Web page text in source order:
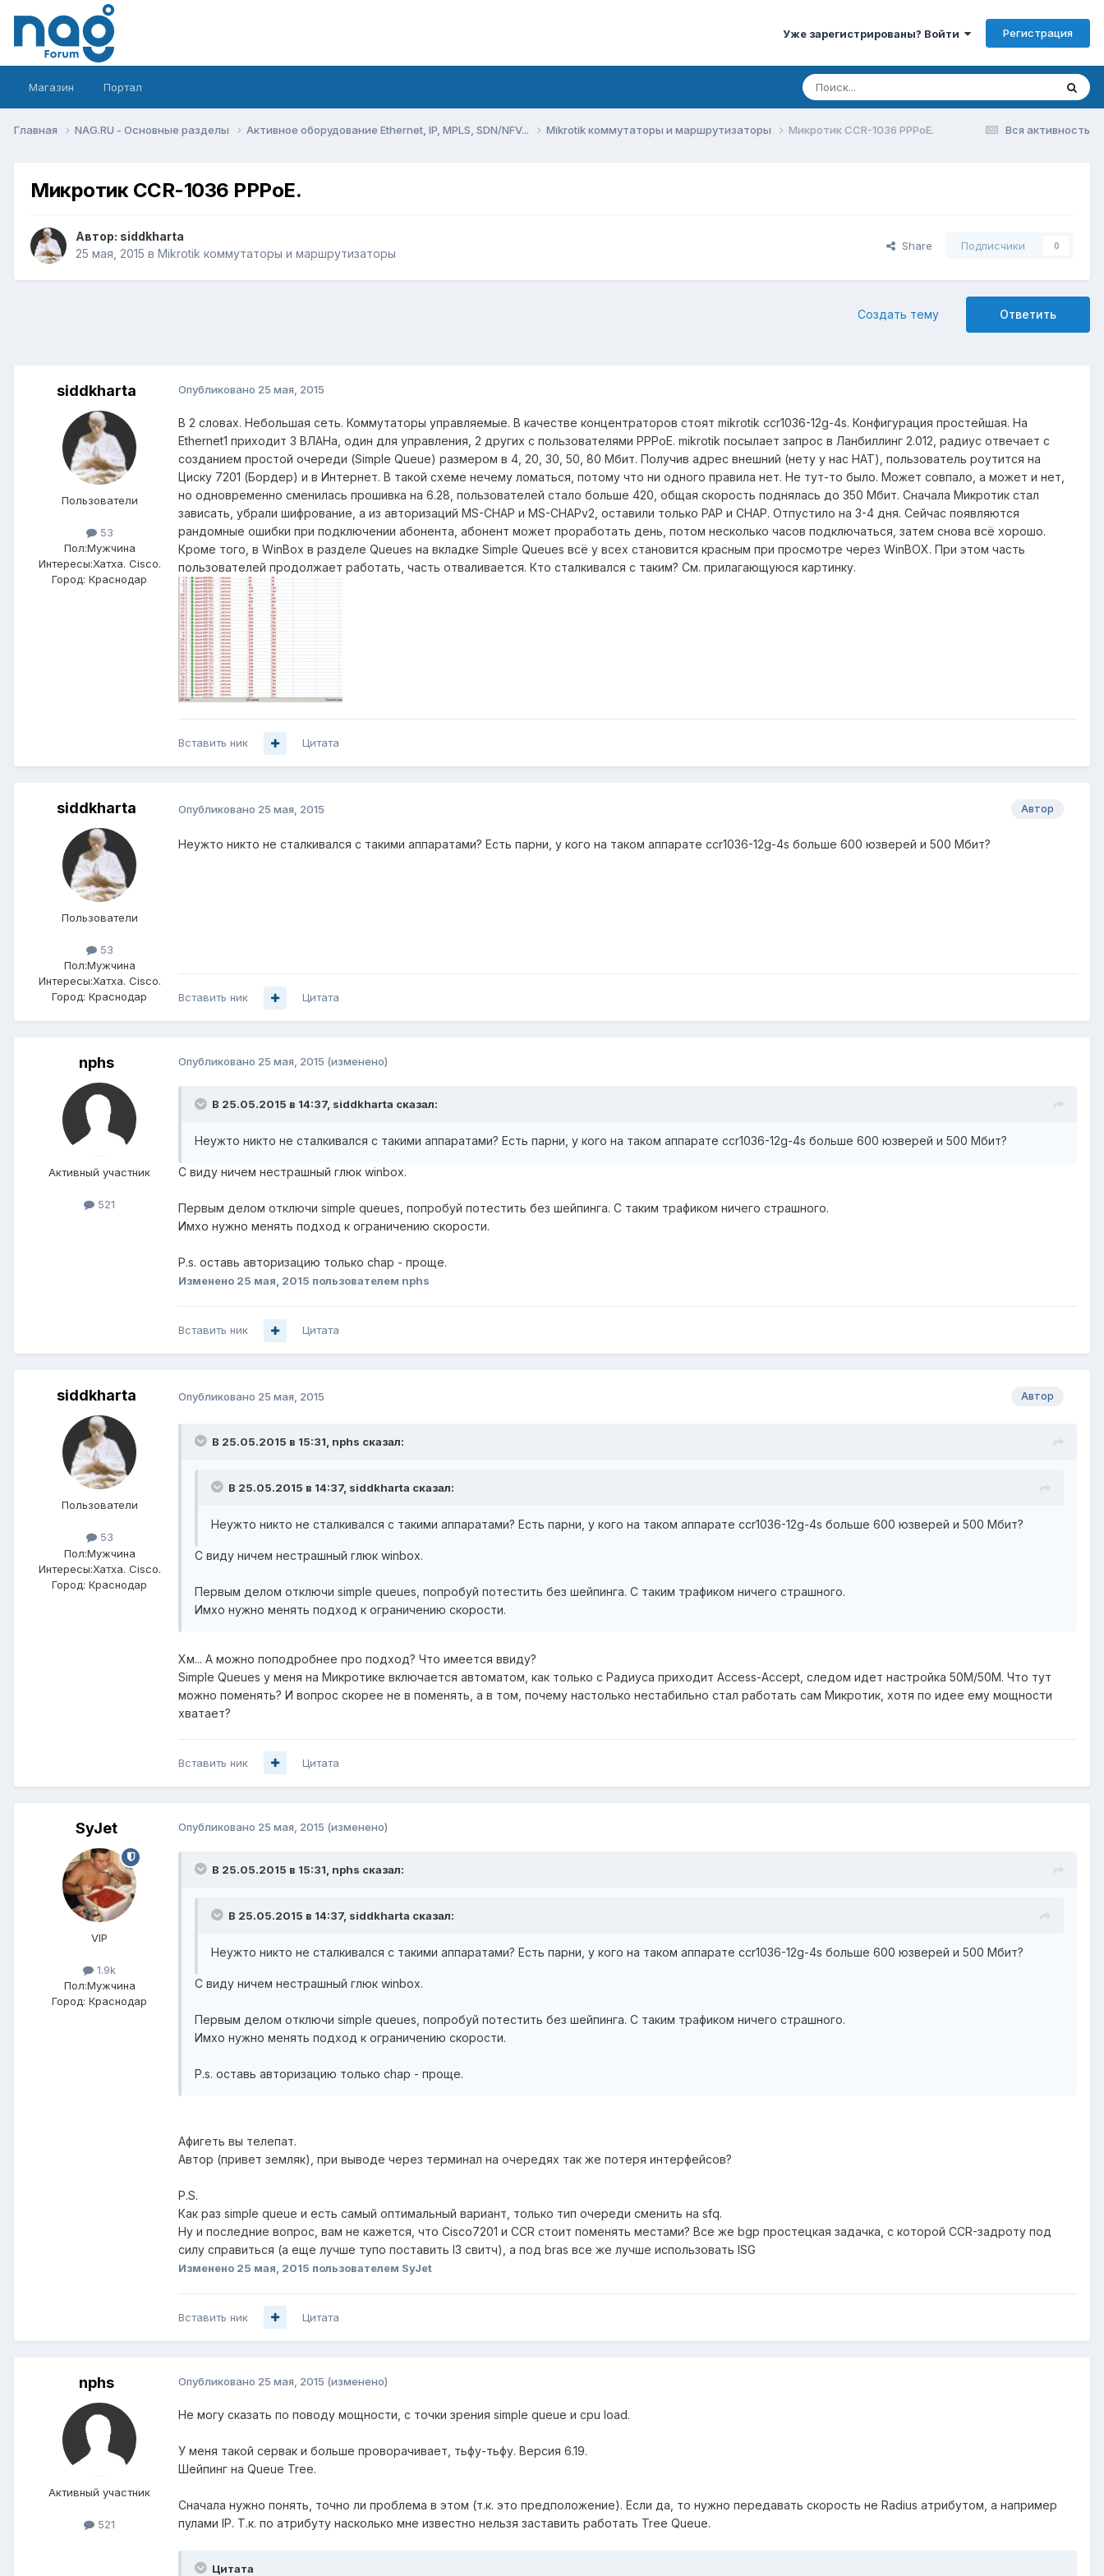
Уже зарегистрированы? Войти Регистрация
Магазин Портал
Вся активность
Главная NAG.RU - Основные разделы Активное оборудование Ethernet, IP, MPLS, SDN/NFV... Mikrotik коммутаторы и маршрутизаторы Микротик CCR-1036 PPPoE.
Микротик CCR-1036 PPPoE.
Автор: siddkharta
25 мая, 2015 в Mikrotik коммутаторы и маршрутизаторы
Share Подписчики 0
Ответить
Создать тему
siddkharta
Пользователи
53
Пол:Мужчина
Интересы:Хатха. Cisco.
Город: Краснодар
Опубликовано 25 мая, 2015
В 2 словах. Небольшая сеть. Коммутаторы управляемые. В качестве концентраторов стоят mikrotik ccr1036-12g-4s. Конфигурация простейшая. На
Ethernet1 приходит 3 ВЛАНа, один для управления, 2 других с пользователями PPPoE. mikrotik посылает запрос в Ланбиллинг 2.012, радиус отвечает с
созданием простой очереди (Simple Queue) размером в 4, 20, 30, 50, 80 Мбит. Получив адрес внешний (нету у нас НАТ), пользователь роутится на
Циску 7201 (Бордер) и в Интернет. В такой схеме нечему ломаться, потому что ни одного правила нет. Не тут-то было. Может совпало, а может и нет,
но одновременно сменилась прошивка на 6.28, пользователей стало больше 420, общая скорость поднялась до 350 Мбит. Сначала Микротик стал
зависать, убрали шифрование, а из авторизаций MS-CHAP и MS-CHAPv2, оставили только PAP и CHAP. Отпустило на 3-4 дня. Сейчас появляются
рандомные ошибки при подключении абонента, абонент может проработать день, потом несколько часов подключаться, затем снова всё хорошо.
Кроме того, в WinBox в разделе Queues на вкладке Simple Queues всё у всех становится красным при просмотре через WinBOX. При этом часть
пользователей продолжает работать, часть отваливается. Кто сталкивался с таким? См. прилагающуюся картинку.
Вставить ник Цитата
siddkharta
Пользователи
53
Пол:Мужчина
Интересы:Хатха. Cisco.
Город: Краснодар
Автор
Опубликовано 25 мая, 2015
Неужто никто не сталкивался с такими аппаратами? Есть парни, у кого на таком аппарате ccr1036-12g-4s больше 600 юзверей и 500 Мбит?
Вставить ник Цитата
nphs
Активный участник
521
Опубликовано 25 мая, 2015 (изменено)
В 25.05.2015 в 14:37, siddkharta сказал:
Неужто никто не сталкивался с такими аппаратами? Есть парни, у кого на таком аппарате ccr1036-12g-4s больше 600 юзверей и 500 Мбит?
С виду ничем нестрашный глюк winbox.
Первым делом отключи simple queues, попробуй потестить без шейпинга. С таким трафиком ничего страшного.
Имхо нужно менять подход к ограничению скорости.
P.s. оставь авторизацию только chap - проще.
Изменено 25 мая, 2015 пользователем nphs
Вставить ник Цитата
siddkharta
Пользователи
53
Пол:Мужчина
Интересы:Хатха. Cisco.
Город: Краснодар
Автор
Опубликовано 25 мая, 2015
В 25.05.2015 в 15:31, nphs сказал:
В 25.05.2015 в 14:37, siddkharta сказал:
Неужто никто не сталкивался с такими аппаратами? Есть парни, у кого на таком аппарате ccr1036-12g-4s больше 600 юзверей и 500 Мбит?
С виду ничем нестрашный глюк winbox.
Первым делом отключи simple queues, попробуй потестить без шейпинга. С таким трафиком ничего страшного.
Имхо нужно менять подход к ограничению скорости.
Хм... А можно поподробнее про подход? Что имеется ввиду?
Simple Queues у меня на Микротике включается автоматом, как только с Радиуса приходит Access-Accept, следом идет настройка 50M/50M. Что тут
можно поменять? И вопрос скорее не в поменять, а в том, почему настолько нестабильно стал работать сам Микротик, хотя по идее ему мощности
хватает?
Вставить ник Цитата
SyJet
VIP
1.9k
Пол:Мужчина
Город: Краснодар
Опубликовано 25 мая, 2015 (изменено)
В 25.05.2015 в 15:31, nphs сказал:
В 25.05.2015 в 14:37, siddkharta сказал:
Неужто никто не сталкивался с такими аппаратами? Есть парни, у кого на таком аппарате ccr1036-12g-4s больше 600 юзверей и 500 Мбит?
С виду ничем нестрашный глюк winbox.
Первым делом отключи simple queues, попробуй потестить без шейпинга. С таким трафиком ничего страшного.
Имхо нужно менять подход к ограничению скорости.
P.s. оставь авторизацию только chap - проще.
Афигеть вы телепат.
Автор (привет земляк), при выводе через терминал на очередях так же потеря интерфейсов?
P.S.
Как раз simple queue и есть самый оптимальный вариант, только тип очереди сменить на sfq.
Ну и последние вопрос, вам не кажется, что Cisco7201 и CCR стоит поменять местами? Все же bgp простецкая задачка, с которой CCR-задроту под
силу справиться (а еще лучше тупо поставить l3 свитч), а под bras все же лучше использовать ISG
Изменено 25 мая, 2015 пользователем SyJet
Вставить ник Цитата
nphs
Активный участник
521
Опубликовано 25 мая, 2015 (изменено)
Не могу сказать по поводу мощности, с точки зрения simple queue и cpu load.
У меня такой сервак и больше проворачивает, тьфу-тьфу. Версия 6.19.
Шейпинг на Queue Tree.
Сначала нужно понять, точно ли проблема в этом (т.к. это предположение). Если да, то нужно передавать скорость не Radius атрибутом, а например
пулами IP. Т.к. по атрибуту насколько мне известно нельзя заставить работать Tree Queue.
Цитата